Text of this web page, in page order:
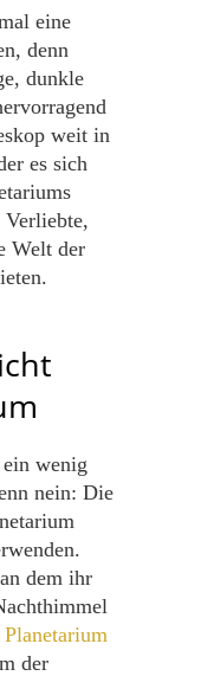
eine
denn
dunkle
weit in
es sich
Verliebte,
Welt der
wenig
nein: Die
dem ihr
Planetarium
der